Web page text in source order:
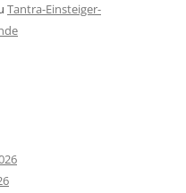
Tantra-Einsteiger-